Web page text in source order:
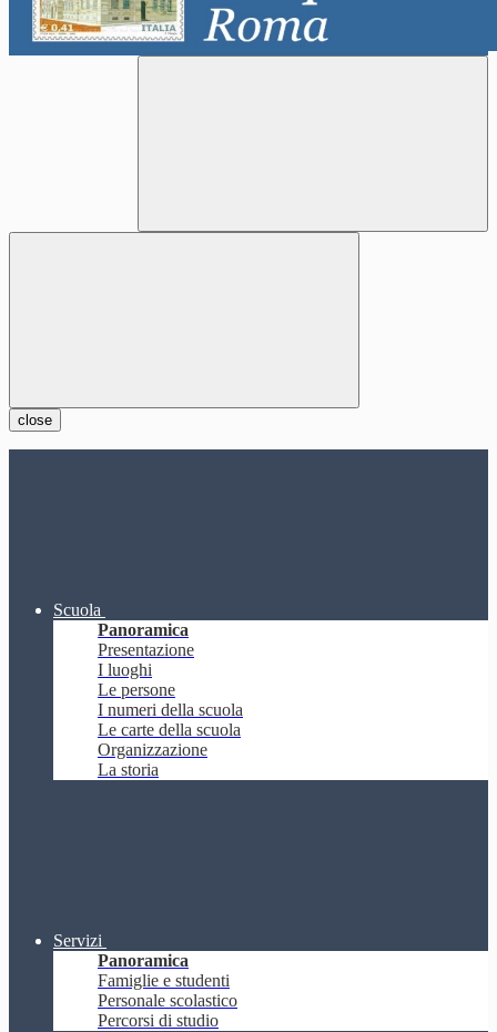
close
Scuola
Panoramica
Presentazione
I luoghi
Le persone
I numeri della scuola
Le carte della scuola
Organizzazione
La storia
Servizi
Panoramica
Famiglie e studenti
Personale scolastico
Percorsi di studio